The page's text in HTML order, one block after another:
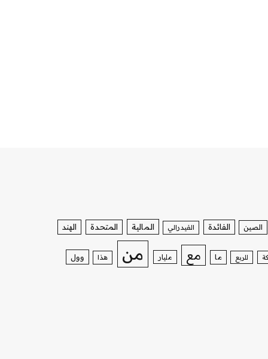
الصين الفائدة الفيدرالي المالية المتحدة الهند
للربع ما مع مليار من هذا وول